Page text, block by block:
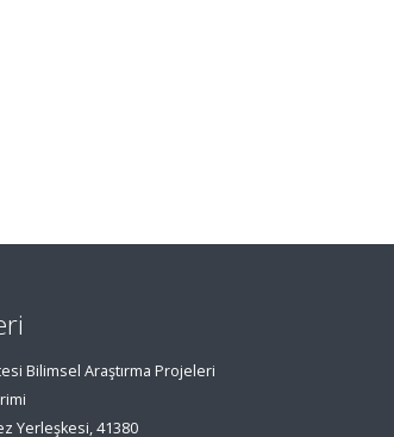
Bilimsel Araştırma Projeleri
Yerleşkesi, 41380